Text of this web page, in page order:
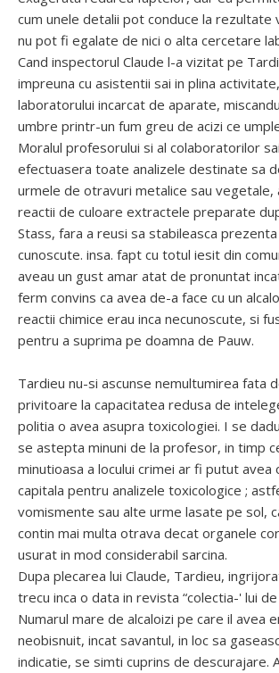
cum unele detalii pot conduce la rezultate
nu pot fi egalate de nici o alta cercetare
Cand inspectorul Claude l-a vizitat pe
impreuna cu asistentii sai in plina
laboratorului incarcat de aparate,
umbre printr-un fum greu de acizi ce
Moralul profesorului si al colaboratorilor
efectuasera toate analizele destinate sa
urmele de otravuri metalice sau vegetale,
reactii de culoare extractele preparate
Stass, fara a reusi sa stabileasca
cunoscute. insa. fapt cu totul iesit din
aveau un gust amar atat de pronuntat
ferm convins ca avea de-a face cu un
reactii chimice erau inca necunoscute, si
pentru a suprima pe doamna de Pauw.
Tardieu nu-si ascunse nemultumirea fata
privitoare la capacitatea redusa de
politia o avea asupra toxicologiei. I se
se astepta minuni de la profesor, in timp
minutioasa a locului crimei ar fi putut avea
capitala pentru analizele toxicologice ;
vomismente sau alte urme lasate pe sol,
contin mai multa otrava decat organele
usurat in mod considerabil sarcina.
Dupa plecarea lui Claude, Tardieu,
trecu inca o data in revista “colectia-' lui
Numarul mare de alcaloizi pe care il avea
neobisnuit, incat savantul, in loc sa
indicatie, se simti cuprins de descurajare.